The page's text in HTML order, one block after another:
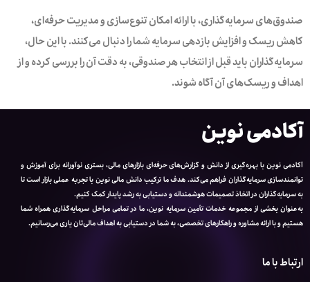
صندوق‌های سرمایه‌گذاری، با ارائه امکان تنوع‌سازی و مدیریت حرفه‌ای،
کاهش ریسک و افزایش بازدهی‌‌ سرمایه شما را دنبال می‌کنند. با این حال،
سرمایه‌گذاران باید قبل از انتخاب هر صندوقی، به دقت آن را بررسی کرده و از
اهداف و ریسک‌های آن آگاه شوند.
آکادمی نوین
آکادمی نوین با بهره‌گیری از دانش و گزارش‌های حرفه‌ای بازارهای مالی، بستری نوآورانه برای آموزش و
توانمندسازی سرمایه‌گذاران فراهم می‌کند. هدف ما ترکیب دانش مالی نوین با تجربه عملی بازار است تا
به سرمایه‌گذاران در اتخاذ تصمیمات هوشمندانه و دستیابی به رشد پایدار کمک کنیم.
به‌عنوان بخشی از مجموعه خدمات تأمین سرمایه نوین، ما در تمامی مراحل سرمایه‌گذاری همراه شما
هستیم و با ارائه مشاوره و راهکارهای تخصصی، به شما در دستیابی به اهداف مالی‌تان یاری می‌رسانیم.
ارتباط با ما